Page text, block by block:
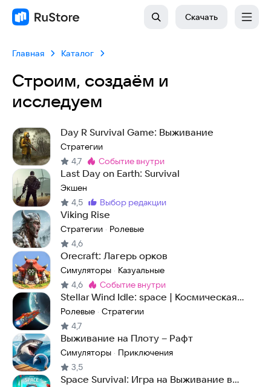
Скачать
Главная Каталог
Строим, создаём и
исследуем
Day R Survival Game: Выживание
Стратегии
4,7 Метка:
событие внутри
Last Day on Earth: Survival
Экшен
4,5 Метка:
выбор редакции
Viking Rise
Стратегии · Ролевые
4,6
Orecraft: Лагерь орков
Симуляторы · Казуальные
4,6 Метка:
событие внутри
Stellar Wind Idle: space | Космическая
стратегия
Ролевые · Стратегии
4,7
Выживание на Плоту – Рафт
Симуляторы · Приключения
3,5
Space Survival: Игра на Выживание в